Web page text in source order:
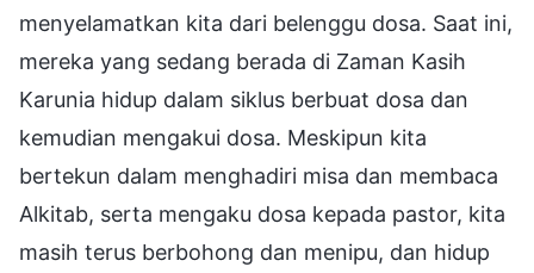
menyelamatkan kita dari belenggu dosa. Saat ini,
mereka yang sedang berada di Zaman Kasih
Karunia hidup dalam siklus berbuat dosa dan
kemudian mengakui dosa. Meskipun kita
bertekun dalam menghadiri misa dan membaca
Alkitab, serta mengaku dosa kepada pastor, kita
masih terus berbohong dan menipu, dan hidup